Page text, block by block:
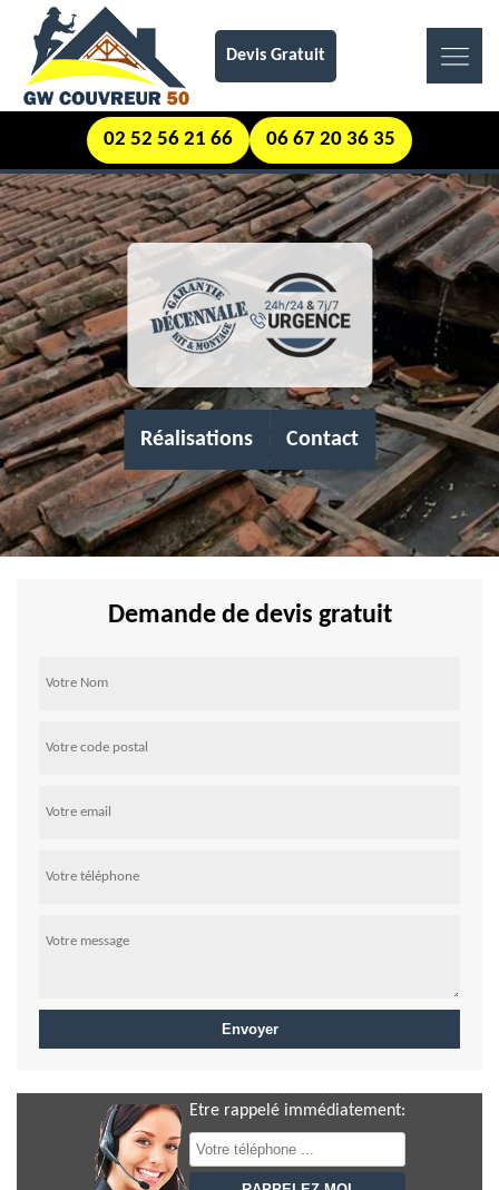
Devis Gratuit
02 52 56 21 66 06 67 20 36 35
Réalisations Contact
Demande de devis gratuit
Etre rappelé immédiatement: